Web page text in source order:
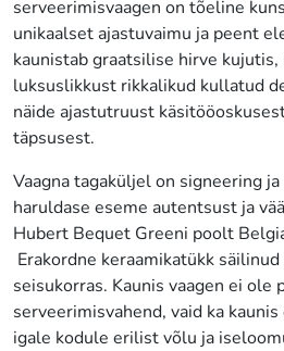
serveerimisvaagen on tõeline
unikaalset ajastuvaimu ja peent
kaunistab graatsilise hirve
luksuslikkust rikkalikud kullatud
näide ajastutruust
täpsusest.
Vaagna tagaküljel on signeering
haruldase eseme autentsust ja
Hubert Bequet Greeni poolt
Erakordne keraamikatükk
seisukorras. Kaunis vaagen ei
serveerimisvahend, vaid ka
igale kodule erilist võlu ja